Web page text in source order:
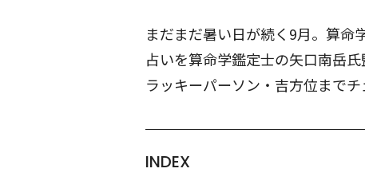
まだまだ暑い日が続く9月。算命
占いを算命学鑑定士の矢口南岳
ラッキーパーソン・吉方位までチ
INDEX